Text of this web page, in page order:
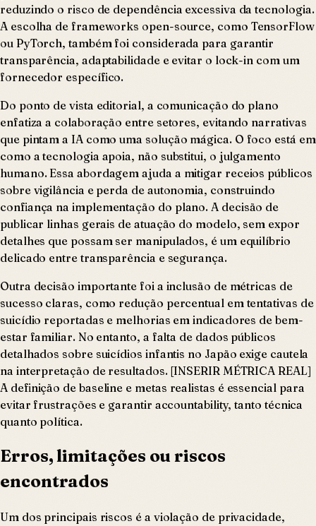
reduzindo o risco de dependência excessiva da tecnologia.
A escolha de frameworks open-source, como TensorFlow
ou PyTorch, também foi considerada para garantir
transparência, adaptabilidade e evitar o lock-in com um
fornecedor específico.
Do ponto de vista editorial, a comunicação do plano
enfatiza a colaboração entre setores, evitando narrativas
que pintam a IA como uma solução mágica. O foco está em
como a tecnologia apoia, não substitui, o julgamento
humano. Essa abordagem ajuda a mitigar receios públicos
sobre vigilância e perda de autonomia, construindo
confiança na implementação do plano. A decisão de
publicar linhas gerais de atuação do modelo, sem expor
detalhes que possam ser manipulados, é um equilíbrio
delicado entre transparência e segurança.
Outra decisão importante foi a inclusão de métricas de
sucesso claras, como redução percentual em tentativas de
suicídio reportadas e melhorias em indicadores de bem-
estar familiar. No entanto, a falta de dados públicos
detalhados sobre suicídios infantis no Japão exige cautela
na interpretação de resultados. [INSERIR MÉTRICA REAL]
A definição de baseline e metas realistas é essencial para
evitar frustrações e garantir accountability, tanto técnica
quanto política.
Erros, limitações ou riscos
encontrados
Um dos principais riscos é a violação de privacidade,